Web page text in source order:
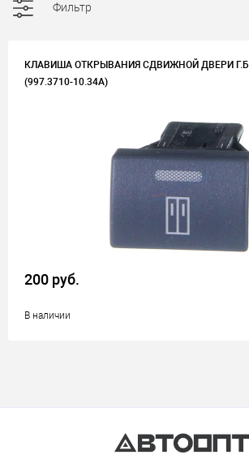
Фильтр
КЛАВИША ОТКРЫВАНИЯ СДВИЖНОЙ ДВЕРИ
(997.3710-10.34А)
200 руб.
В наличии